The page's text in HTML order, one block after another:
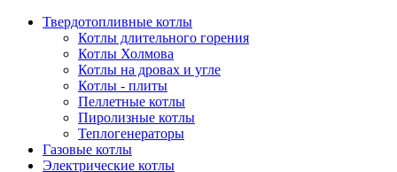
Твердотопливные котлы
Котлы длительного горения
Котлы Холмова
Котлы на дровах и угле
Котлы - плиты
Пеллетные котлы
Пиролизные котлы
Теплогенераторы
Газовые котлы
Электрические котлы